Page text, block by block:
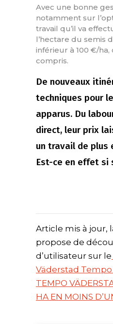
Avec une bonne
notamment sur
travail qu’il va
l’hectare du semis
inférieur à 100 €/
compris.
De nouveaux
techniques pour
apparus. Du
direct, leur prix
un travail de plus
Est-ce en effet si
Article mis à jour,
propose de
d’utilisateur sur le
Väderstad Tempo
TEMPO
HA EN MOINS